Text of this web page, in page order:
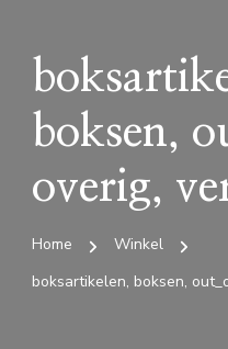
boksen,
overig,
Home
Winkel
boksartikelen, boksen,